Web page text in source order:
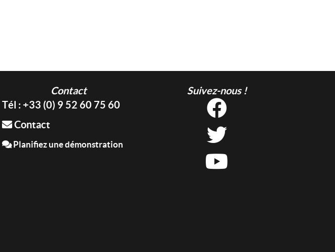
Contact
Tél : +33 (0) 9 52 60 75 60
Contact
Planifiez une démonstration
Suivez-nous !